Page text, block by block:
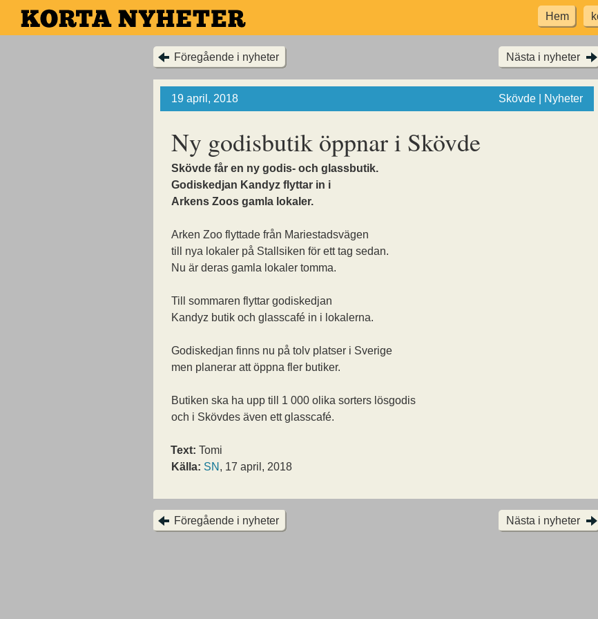
Hoppa
till
Hem
Föregående i nyheter Nästa i nyheter
19 april, 2018 Skövde | Nyheter
Ny godisbutik öppnar i Skövde
Skövde får en ny godis- och glassbutik.
Godiskedjan Kandyz flyttar in i
Arkens Zoos gamla lokaler.
Arken Zoo flyttade från Mariestadsvägen
till nya lokaler på Stallsiken för ett tag sedan.
Nu är deras gamla lokaler tomma.
Till sommaren flyttar godiskedjan
Kandyz butik och glasscafé in i lokalerna.
Godiskedjan finns nu på tolv platser i Sverige
men planerar att öppna fler butiker.
Butiken ska ha upp till 1 000 olika sorters lösgodis
och i Skövdes även ett glasscafé.
Text: Tomi
Källa: SN , 17 april, 2018
Föregående i nyheter Nästa i nyheter